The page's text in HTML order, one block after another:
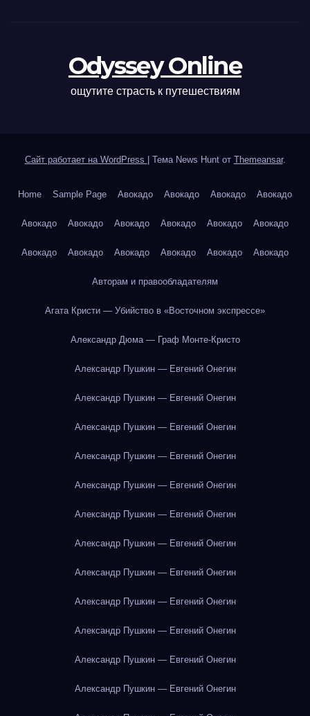
Odyssey Online
ощутите страсть к путешествиям
Сайт работает на WordPress Тема News Hunt от Themeansar.
Home Sample Page Авокадо Авокадо Авокадо Авокадо
Авокадо Авокадо Авокадо Авокадо Авокадо Авокадо
Авокадо Авокадо Авокадо Авокадо Авокадо Авокадо
Авторам и правообладателям
Агата Кристи — Убийство в «Восточном экспрессе»
Александр Дюма — Граф Монте-Кристо
Александр Пушкин — Евгений Онегин
Александр Пушкин — Евгений Онегин
Александр Пушкин — Евгений Онегин
Александр Пушкин — Евгений Онегин
Александр Пушкин — Евгений Онегин
Александр Пушкин — Евгений Онегин
Александр Пушкин — Евгений Онегин
Александр Пушкин — Евгений Онегин
Александр Пушкин — Евгений Онегин
Александр Пушкин — Евгений Онегин
Александр Пушкин — Евгений Онегин
Александр Пушкин — Евгений Онегин